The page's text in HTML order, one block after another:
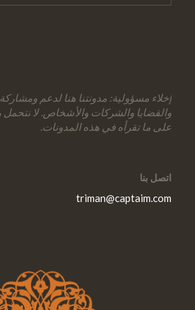
إخلاء مسؤولية: مدونتنا هنا لدعم
والقضايا والشركات والأشخاص. لا نتحمل
على ما تقرأه في هذه المدونات.
اتصل بنا
triman@captaim.com